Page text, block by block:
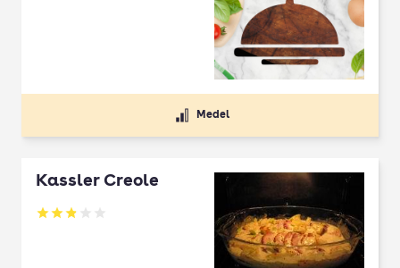
Medel
Kassler Creole
Betyg: 2.9 av 5